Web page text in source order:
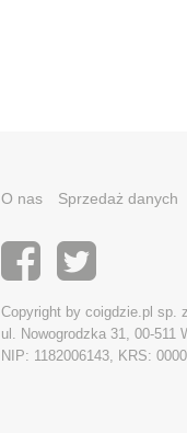
O nas Sprzedaż danych
Copyright by coigdzie.pl sp.
ul. Nowogrodzka 31, 00-511
NIP: 1182006143, KRS: